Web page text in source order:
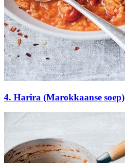
4. Harira (Marokkaanse soep)